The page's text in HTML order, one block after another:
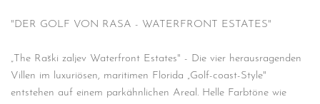
"DER GOLF VON RASA - WATERFRONT ESTATES"
„The Raški zaljev Waterfront Estates" - Die vier herausragenden
Villen im luxuriösen, maritimen Florida „Golf-coast-Style"
entstehen auf einem parkähnlichen Areal. Helle Farbtöne wie